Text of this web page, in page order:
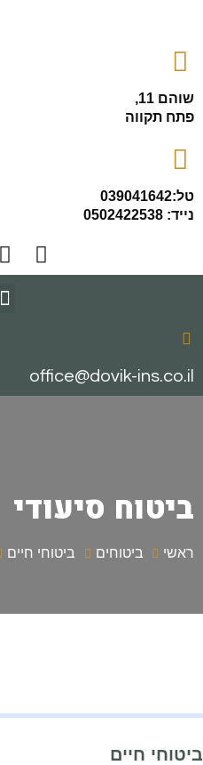
שוהם 11,
פתח תקווה
טל:039041642
נייד: 0502422538
office@dovik-ins.co.il
ביטוח סיעודי
ראשי ביטוחים ביטוחי חיים
ביטוחי חיים